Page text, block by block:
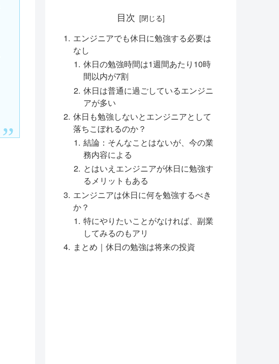
目次
エンジニアでも休日に勉強する必要は
なし
休日の勉強時間は1週間あたり10時
間以内が7割
休日は普通に過ごしているエンジニ
アが多い
休日も勉強しないとエンジニアとして
落ちこぼれるのか？
結論：そんなことはないが、今の業
務内容による
とはいえエンジニアが休日に勉強す
るメリットもある
エンジニアは休日に何を勉強するべき
か？
特にやりたいことがなければ、副業
してみるのもアリ
まとめ｜休日の勉強は将来の投資